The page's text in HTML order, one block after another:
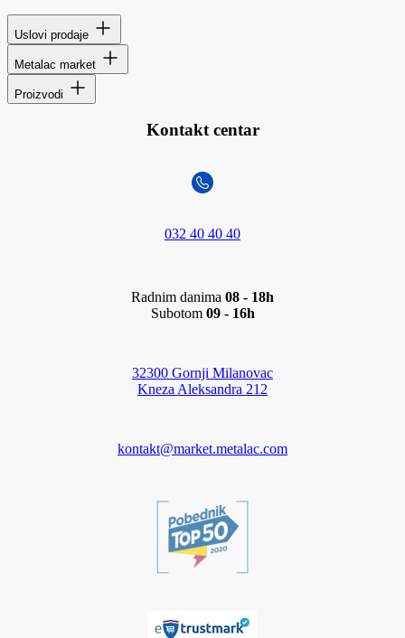
Uslovi prodaje
Metalac market
Proizvodi
Kontakt centar
032 40 40 40
Radnim danima 08 - 18h
Subotom 09 - 16h
32300 Gornji Milanovac
Kneza Aleksandra 212
kontakt@market.metalac.com